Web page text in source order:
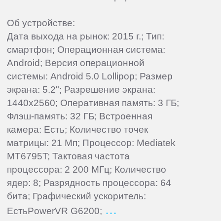
Об устройстве:
Дата выхода на рынок: 2015 г.; Тип:
смартфон; Операционная система:
Android; Версия операционной
системы: Android 5.0 Lollipop; Размер
экрана: 5.2"; Разрешение экрана:
1440x2560; Оперативная память: 3 ГБ;
Флэш-память: 32 ГБ; Встроенная
камера: Есть; Количество точек
матрицы: 21 Мп; Процессор: Mediatek
MT6795T; Тактовая частота
процессора: 2 200 МГц; Количество
ядер: 8; Разрядность процессора: 64
бита; Графический ускоритель:
ЕстьPowerVR G6200;